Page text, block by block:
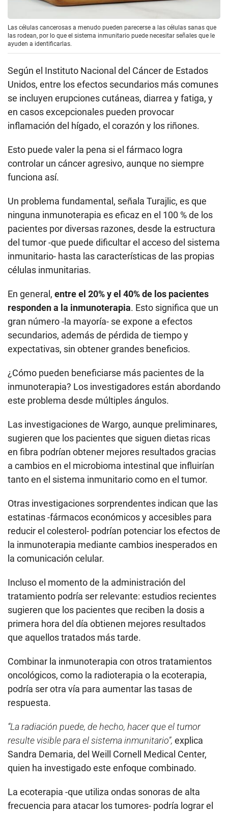
Las células cancerosas a menudo pueden parecerse a las células sanas que
las rodean, por lo que el sistema inmunitario puede necesitar señales que le
ayuden a identificarlas.
Según el Instituto Nacional del Cáncer de Estados
Unidos, entre los efectos secundarios más comunes
se incluyen erupciones cutáneas, diarrea y fatiga, y
en casos excepcionales pueden provocar
inflamación del hígado, el corazón y los riñones.
Esto puede valer la pena si el fármaco logra
controlar un cáncer agresivo, aunque no siempre
funciona así.
Un problema fundamental, señala Turajlic, es que
ninguna inmunoterapia es eficaz en el 100 % de los
pacientes por diversas razones, desde la estructura
del tumor -que puede dificultar el acceso del sistema
inmunitario- hasta las características de las propias
células inmunitarias.
En general, entre el 20% y el 40% de los pacientes
responden a la inmunoterapia. Esto significa que un
gran número -la mayoría- se expone a efectos
secundarios, además de pérdida de tiempo y
expectativas, sin obtener grandes beneficios.
¿Cómo pueden beneficiarse más pacientes de la
inmunoterapia? Los investigadores están abordando
este problema desde múltiples ángulos.
Las investigaciones de Wargo, aunque preliminares,
sugieren que los pacientes que siguen dietas ricas
en fibra podrían obtener mejores resultados gracias
a cambios en el microbioma intestinal que influirían
tanto en el sistema inmunitario como en el tumor.
Otras investigaciones sorprendentes indican que las
estatinas -fármacos económicos y accesibles para
reducir el colesterol- podrían potenciar los efectos de
la inmunoterapia mediante cambios inesperados en
la comunicación celular.
Incluso el momento de la administración del
tratamiento podría ser relevante: estudios recientes
sugieren que los pacientes que reciben la dosis a
primera hora del día obtienen mejores resultados
que aquellos tratados más tarde.
Combinar la inmunoterapia con otros tratamientos
oncológicos, como la radioterapia o la ecoterapia,
podría ser otra vía para aumentar las tasas de
respuesta.
“La radiación puede, de hecho, hacer que el tumor
resulte visible para el sistema inmunitario”, explica
Sandra Demaria, del Weill Cornell Medical Center,
quien ha investigado este enfoque combinado.
La ecoterapia -que utiliza ondas sonoras de alta
frecuencia para atacar los tumores- podría lograr el